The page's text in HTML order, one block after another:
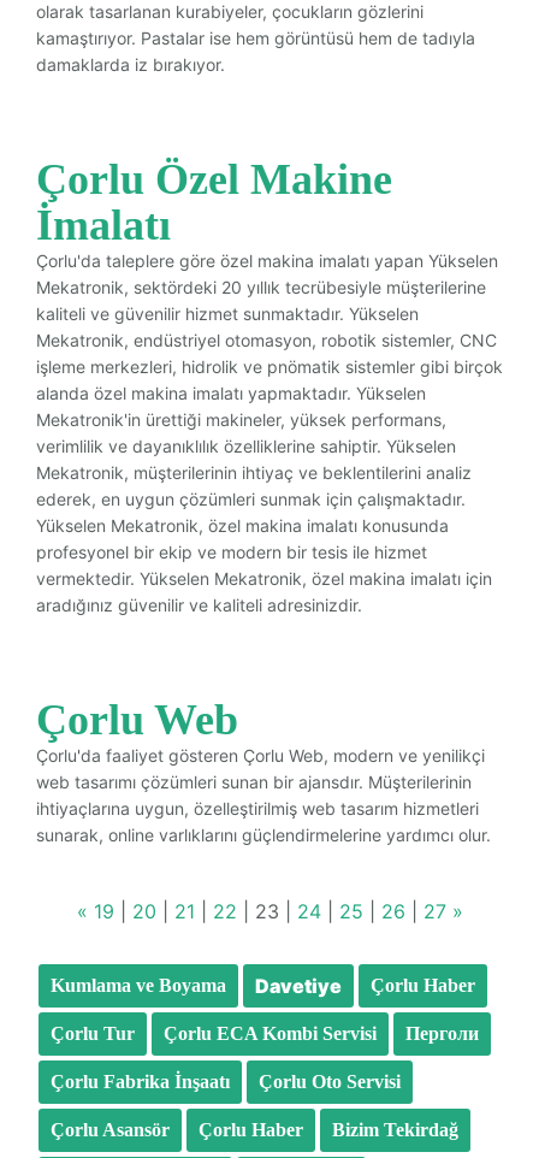
olarak tasarlanan kurabiyeler, çocukların gözlerini
kamaştırıyor. Pastalar ise hem görüntüsü hem de tadıyla
damaklarda iz bırakıyor.
Çorlu Özel Makine
İmalatı
Çorlu'da taleplere göre özel makina imalatı yapan Yükselen
Mekatronik, sektördeki 20 yıllık tecrübesiyle müşterilerine
kaliteli ve güvenilir hizmet sunmaktadır. Yükselen
Mekatronik, endüstriyel otomasyon, robotik sistemler, CNC
işleme merkezleri, hidrolik ve pnömatik sistemler gibi birçok
alanda özel makina imalatı yapmaktadır. Yükselen
Mekatronik'in ürettiği makineler, yüksek performans,
verimlilik ve dayanıklılık özelliklerine sahiptir. Yükselen
Mekatronik, müşterilerinin ihtiyaç ve beklentilerini analiz
ederek, en uygun çözümleri sunmak için çalışmaktadır.
Yükselen Mekatronik, özel makina imalatı konusunda
profesyonel bir ekip ve modern bir tesis ile hizmet
vermektedir. Yükselen Mekatronik, özel makina imalatı için
aradığınız güvenilir ve kaliteli adresinizdir.
Çorlu Web
Çorlu'da faaliyet gösteren Çorlu Web, modern ve yenilikçi
web tasarımı çözümleri sunan bir ajansdır. Müşterilerinin
ihtiyaçlarına uygun, özelleştirilmiş web tasarım hizmetleri
sunarak, online varlıklarını güçlendirmelerine yardımcı olur.
« 19 20 21 22 23 24| 25 26 27 »
Kumlama ve Boyama Davetiye Çorlu Haber
Çorlu Tur Çorlu ECA Kombi Servisi Перголи
Çorlu Fabrika İnşaatı Çorlu Oto Servisi
Çorlu Asansör Çorlu Haber Bizim Tekirdağ